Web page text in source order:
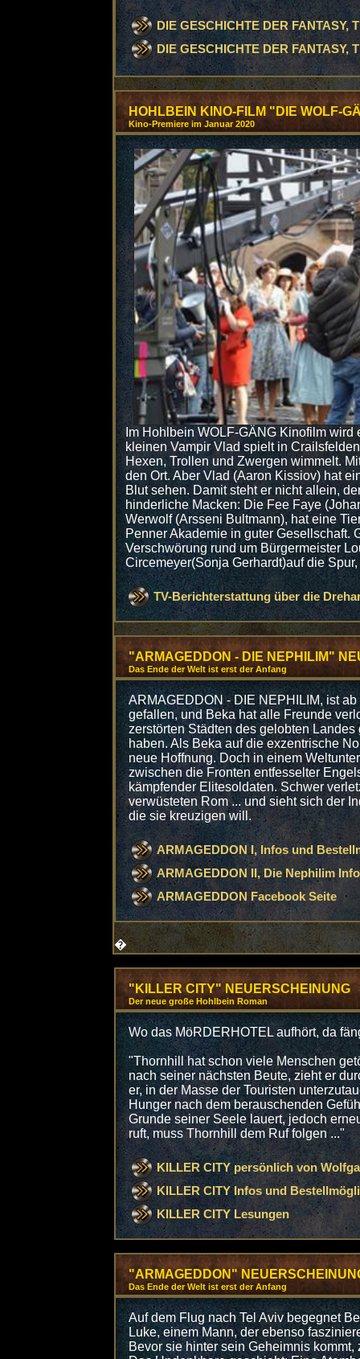
DIE GESCHICHTE DER FANTASY,
DIE GESCHICHTE DER FANTASY,
HOHLBEIN KINO-FILM "DIE WOLF-
Kino-Premiere im Januar 2020
Im Hohlbein WOLF-GÄNG Kinofilm
kleinen Vampir Vlad spielt in
Hexen, Trollen und Zwergen wimmelt.
den Ort. Aber Vlad (Aaron Kissiov) hat
Blut sehen. Damit steht er nicht allein,
hinderliche Macken: Die Fee Faye
Werwolf (Arsseni Bultmann), hat eine
Penner Akademie in guter Gesellschaft.
Verschwörung rund um Bürgermeister
Circemeyer(Sonja Gerhardt)auf die
TV-Berichterstattung über die
"ARMAGEDDON - DIE NEPHILIM"
Das Ende der Welt ist erst der Anfang
ARMAGEDDON - DIE NEPHILIM, ist
gefallen, und Beka hat alle Freunde
zerstörten Städten des gelobten
haben. Als Beka auf die exzentrische
neue Hoffnung. Doch in einem
zwischen die Fronten entfesselter
kämpfender Elitesoldaten. Schwer
verwüsteten Rom ... und sieht sich der
die sie kreuzigen will.
ARMAGEDDON I, Infos und
ARMAGEDDON II, Die Nephilim
ARMAGEDDON Facebook Seite
�
"KILLER CITY" NEUERSCHEINUNG
Der neue große Hohlbein Roman
Wo das MöRDERHOTEL aufhört, da
"Thornhill hat schon viele Menschen
nach seiner nächsten Beute, zieht er
er, in der Masse der Touristen
Hunger nach dem berauschenden
Grunde seiner Seele lauert, jedoch
ruft, muss Thornhill dem Ruf folgen ..."
KILLER CITY persönlich von
KILLER CITY Infos und
KILLER CITY Lesungen
"ARMAGEDDON"
Das Ende der Welt ist erst der Anfang
Auf dem Flug nach Tel Aviv begegnet
Luke, einem Mann, der ebenso
Bevor sie hinter sein Geheimnis